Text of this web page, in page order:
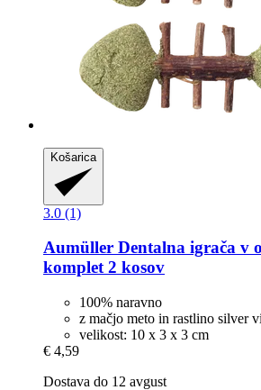
Košarica
3.0 (1)
Aumüller Dentalna igrača v
komplet 2 kosov
100% naravno
z mačjo meto in rastlino silver
velikost: 10 x 3 x 3 cm
€ 4,59
Dostava do 12 avgust